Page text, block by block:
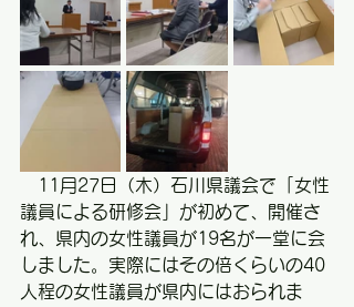
11月27日（木）石川県議会で「女性
議員による研修会」が初めて、開催さ
れ、県内の女性議員が19名が一堂に会
しました。実際にはその倍くらいの40
人程の女性議員が県内にはおられま